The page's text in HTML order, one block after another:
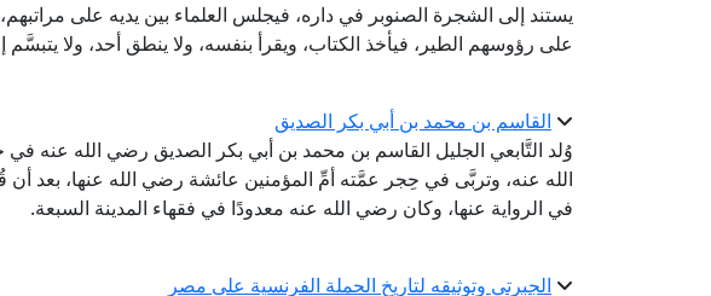
يستند إلى الشجرة الصنوبر في داره، فيجلس العلماء بين يديه على
على رؤوسهم الطير، فيأخذ الكتاب، ويقرأ بنفسه، ولا ينطق أحد، ولا يتبسَّم
القاسم بن محمد بن أبي بكر الصديق
وُلد التَّابعي الجليل القاسم بن محمد بن أبي بكر الصديق رضي الله عنه
الله عنه، وتربَّى في حِجر عمَّته أمِّ المؤمنين عائشة رضي الله عنها، بعد أن
في الرواية عنها، وكان رضي الله عنه معدودًا في فقهاء المدينة السبعة.
الجبرتي وتوثيقه لتاريخ الحملة الفرنسية على مصر